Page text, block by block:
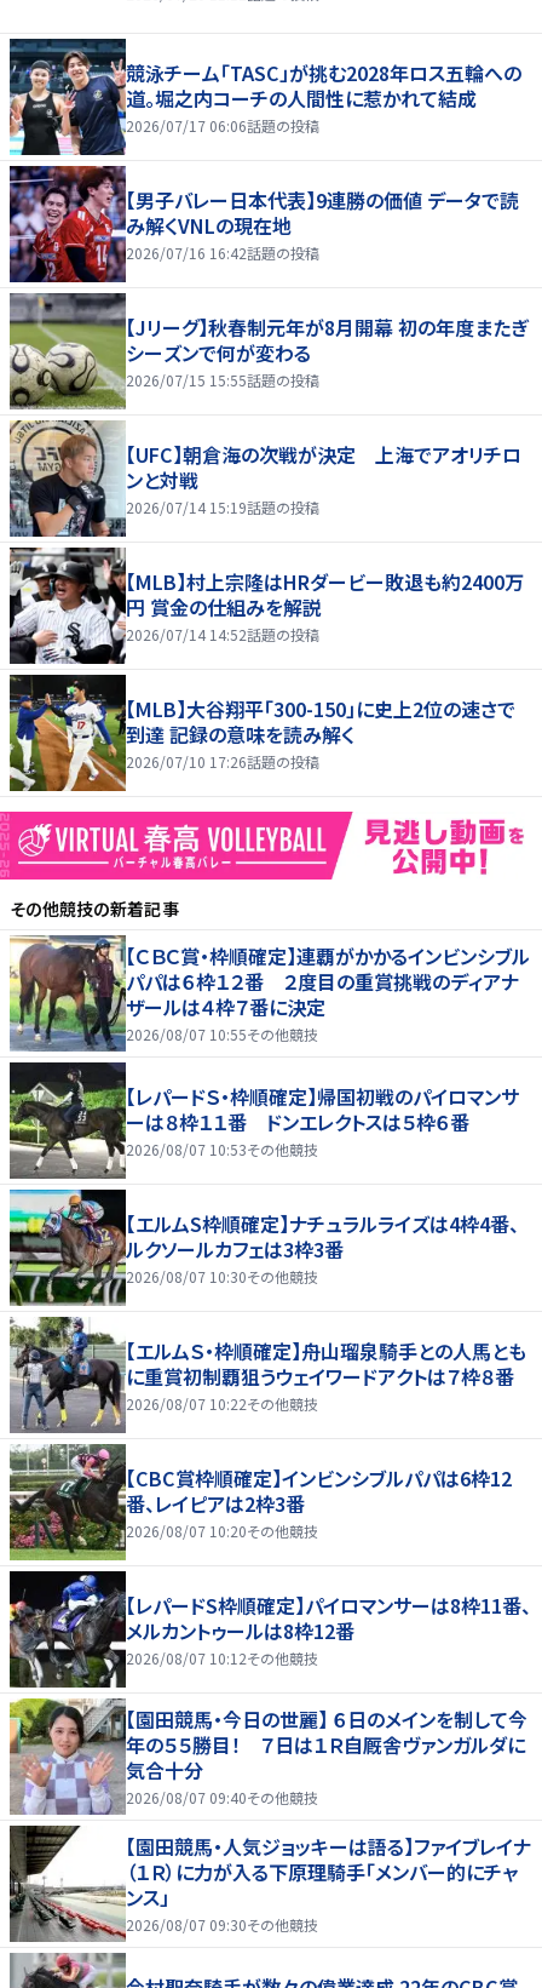
競泳チーム「TASC」が挑む2028年ロス五輪への
道。堀之内コーチの人間性に惹かれて結成
2026/07/17 06:06話題の投稿
【男子バレー日本代表】9連勝の価値 データで読
み解くVNLの現在地
2026/07/16 16:42話題の投稿
【Jリーグ】秋春制元年が8月開幕 初の年度またぎ
シーズンで何が変わる
2026/07/15 15:55話題の投稿
【UFC】朝倉海の次戦が決定 上海でアオリチロ
ンと対戦
2026/07/14 15:19話題の投稿
【MLB】村上宗隆はHRダービー敗退も約2400万
円 賞金の仕組みを解説
2026/07/14 14:52話題の投稿
【MLB】大谷翔平「300-150」に史上2位の速さで
到達 記録の意味を読み解く
2026/07/10 17:26話題の投稿
その他競技の新着記事
【ＣＢＣ賞・枠順確定】連覇がかかるインビンシブル
パパは６枠１２番 ２度目の重賞挑戦のディアナ
ザールは４枠７番に決定
2026/08/07 10:55その他競技
【レパードＳ・枠順確定】帰国初戦のパイロマンサ
ーは８枠１１番 ドンエレクトスは５枠６番
2026/08/07 10:53その他競技
【エルムS枠順確定】ナチュラルライズは4枠4番、
ルクソールカフェは3枠3番
2026/08/07 10:30その他競技
【エルムＳ・枠順確定】舟山瑠泉騎手との人馬とも
に重賞初制覇狙うウェイワードアクトは７枠８番
2026/08/07 10:22その他競技
【CBC賞枠順確定】インビンシブルパパは6枠12
番、レイピアは2枠3番
2026/08/07 10:20その他競技
【レパードS枠順確定】パイロマンサーは8枠11番、
メルカントゥールは8枠12番
2026/08/07 10:12その他競技
【園田競馬・今日の世麗】 ６日のメインを制して今
年の５５勝目！ ７日は１Ｒ自厩舎ヴァンガルダに
気合十分
2026/08/07 09:40その他競技
【園田競馬・人気ジョッキーは語る】ファイブレイナ
（１Ｒ）に力が入る下原理騎手「メンバー的にチャ
ンス」
2026/08/07 09:30その他競技